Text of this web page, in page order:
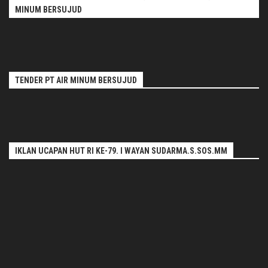
MINUM BERSUJUD
TENDER PT AIR MINUM BERSUJUD
IKLAN UCAPAN HUT RI KE-79. I WAYAN SUDARMA.S.SOS.MM